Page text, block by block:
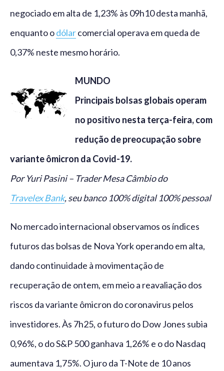
negociado em alta de 1,23% às 09h10 desta manhã,
enquanto odólarcomercial operava em queda de
0,37% neste mesmo horário.
MUNDO
Principais bolsas globais operam
no positivo nesta terça-feira, com
redução de preocupação sobre
variante ômicron da Covid-19.
Por Yuri Pasini – Trader Mesa Câmbio do
Travelex Bank, seu banco 100% digital 100% pessoal
No mercado internacional observamos os índices
futuros das bolsas de Nova York operando em alta,
dando continuidade à movimentação de
recuperação de ontem, em meio a reavaliação dos
riscos da variante ômicron do coronavirus pelos
investidores. Às 7h25, o futuro do Dow Jones subia
0,96%, o do S&P 500 ganhava 1,26% e o do Nasdaq
aumentava 1,75%. O juro da T-Note de 10 anos